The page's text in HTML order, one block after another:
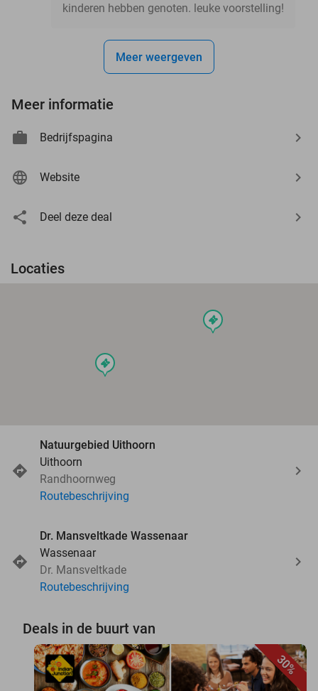
kinderen hebben genoten. leuke voorstelling!
Meer weergeven
Meer informatie
Bedrijfspagina
Website
Deel deze deal
Locaties
events
events
Natuurgebied Uithoorn
Uithoorn
Randhoornweg
Routebeschrijving
Dr. Mansveltkade Wassenaar
Wassenaar
Dr. Mansveltkade
Routebeschrijving
Deals in de buurt van
30%